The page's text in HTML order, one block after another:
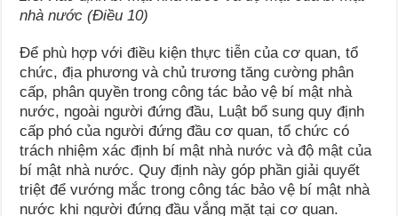
nhà nước (Điều 10)
Để phù hợp với điều kiện thực tiễn của cơ quan, tổ
chức, địa phương và chủ trương tăng cường phân
cấp, phân quyền trong công tác bảo vệ bí mật nhà
nước, ngoài người đứng đầu, Luật bổ sung quy định
cấp phó của người đứng đầu cơ quan, tổ chức có
trách nhiệm xác định bí mật nhà nước và độ mật của
bí mật nhà nước. Quy định này góp phần giải quyết
triệt để vướng mắc trong công tác bảo vệ bí mật nhà
nước khi người đứng đầu vắng mặt tại cơ quan.